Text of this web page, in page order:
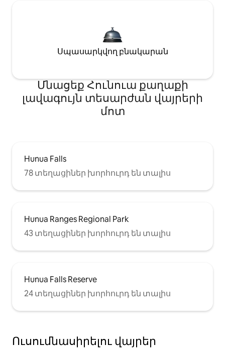
Սպասարկվող բնակարան
Մնացեք Հունուա քաղաքի
լավագույն տեսարժան վայրերի
մոտ
Hunua Falls
78 տեղացիներ խորհուրդ են տալիս
Hunua Ranges Regional Park
43 տեղացիներ խորհուրդ են տալիս
Hunua Falls Reserve
24 տեղացիներ խորհուրդ են տալիս
Ուսումնասիրելու վայրեր